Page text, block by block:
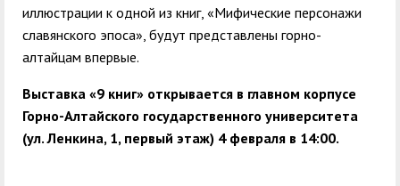
иллюстрации к одной из книг, «Мифические персонажи
славянского эпоса», будут представлены горно-
алтайцам впервые.
Выставка «9 книг» открывается в главном корпусе
Горно-Алтайского государственного университета
(ул. Ленкина, 1, первый этаж) 4 февраля в 14:00.